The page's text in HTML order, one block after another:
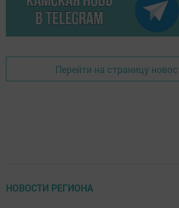
Перейти на страницу
НОВОСТИ РЕГИОНА